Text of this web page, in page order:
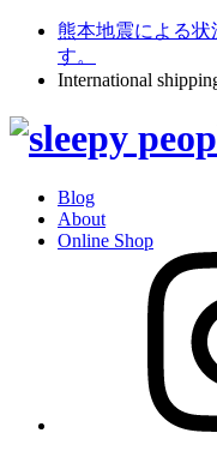
熊本地震による状
す。
International
Blog
About
Online Shop